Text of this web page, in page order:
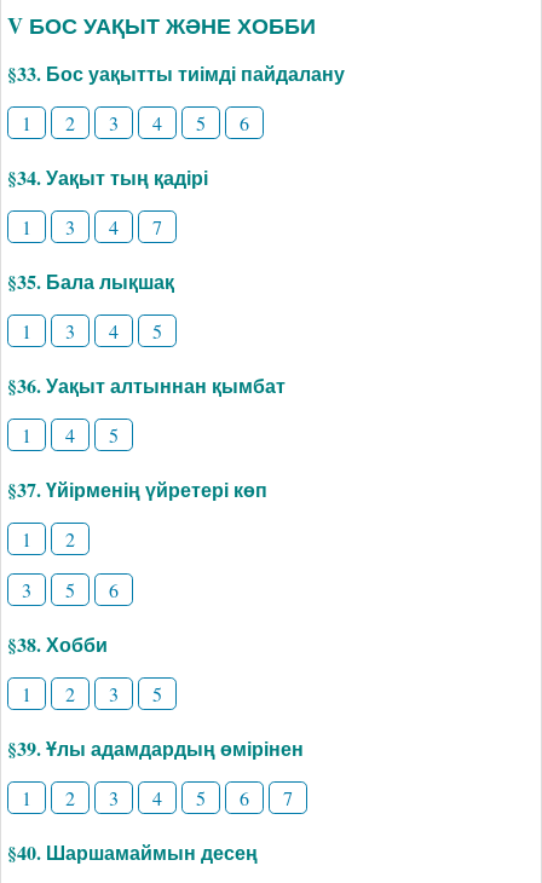
V БОС УАҚЫТ ЖӘНЕ ХОББИ
§33. Бос уақытты тиімді пайдалану
1 2 3 4 5 6
§34. Уақыт тың қадірі
1 3 4 7
§35. Бала лықшақ
1 3 4 5
§36. Уақыт алтыннан қымбат
1 4 5
§37. Үйірменің үйретері көп
1
2
3
5 6
§38. Хобби
1 2 3 5
§39. Ұлы адамдардың өмірінен
1 2 3 4 5 6 7
§40. Шаршамаймын десең